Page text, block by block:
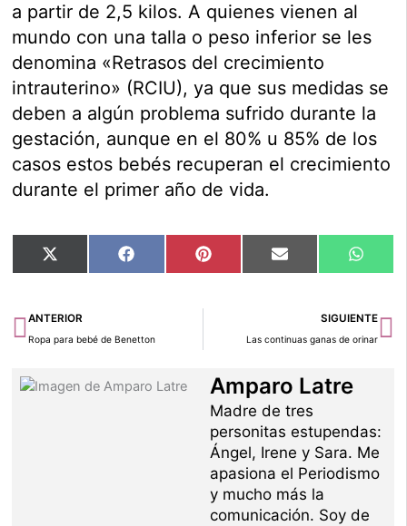
a partir de 2,5 kilos. A quienes vienen al
mundo con una talla o peso inferior se les
denomina «Retrasos del crecimiento
intrauterino» (RCIU), ya que sus medidas se
deben a algún problema sufrido durante la
gestación, aunque en el 80% u 85% de los
casos estos bebés recuperan el crecimiento
durante el primer año de vida.
Compartir
en
X
(Twitter)
Compartir
en
Facebook Compartir
en
Pinterest Compartir
en
Email
en
Ant
ANTERIOR
Ropa para bebé de Benetton
SIGUIENTE
Las continuas ganas de orinar
Amparo Latre
Madre de tres
personitas estupendas:
Ángel, Irene y Sara. Me
apasiona el Periodismo
y mucho más la
comunicación. Soy de